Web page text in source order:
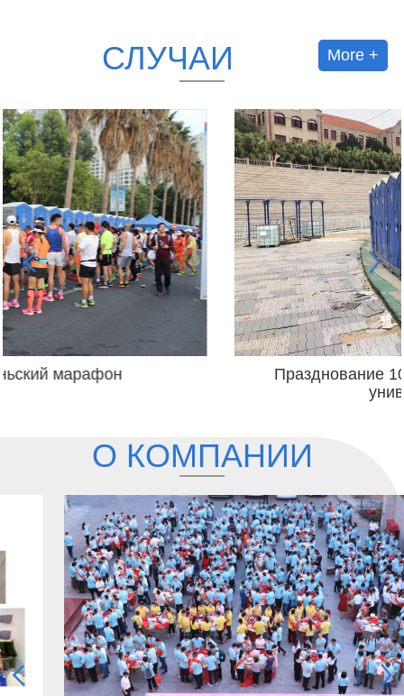
СЛУЧАИ More +
Празднование 100-летия Сямэньского
О КОМПАНИИ